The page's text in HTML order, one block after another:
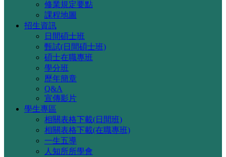
修業規定要點
課程地圖
招生資訊
日間碩士班
甄試(日間碩士班)
碩士在職專班
學分班
歷年簡章
Q&A
宣傳影片
學生專區
相關表格下載(日間班)
相關表格下載(在職專班)
一生五導
人知所所學會